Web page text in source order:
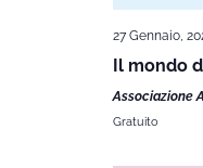
27 Gennaio,
Il mondo
Associazione
Gratuito